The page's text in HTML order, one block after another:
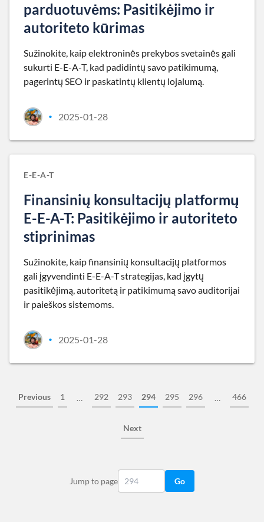
parduotuvėms: Pasitikėjimo ir
autoriteto kūrimas
Sužinokite, kaip elektroninės prekybos svetainės gali
sukurti E-E-A-T, kad padidintų savo patikimumą,
pagerintų SEO ir paskatintų klientų lojalumą.
• 2025-01-28
E-E-A-T
Finansinių konsultacijų platformų
E-E-A-T: Pasitikėjimo ir autoriteto
stiprinimas
Sužinokite, kaip finansinių konsultacijų platformos
gali įgyvendinti E-E-A-T strategijas, kad įgytų
pasitikėjimą, autoritetą ir patikimumą savo auditorijai
ir paieškos sistemoms.
• 2025-01-28
Previous 1 … 292 293 294 295 296 … 466
Next
Jump to page Go